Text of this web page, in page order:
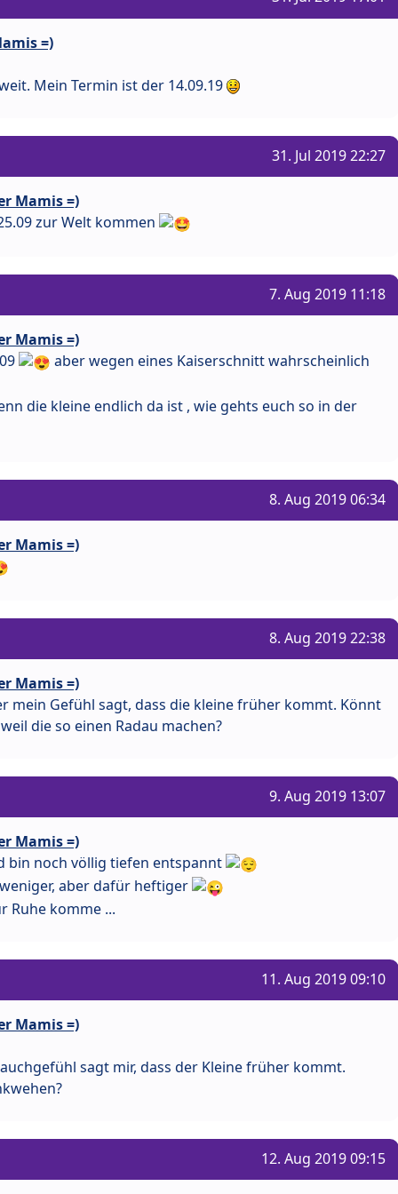
=)
Mein Termin ist der 14.09.19
31. Jul 2019 22:27
Mamis =)
zur Welt kommen
7. Aug 2019 11:18
Mamis =)
aber wegen eines Kaiserschnitt wahrscheinlich
die kleine endlich da ist , wie gehts euch so in der
8. Aug 2019 06:34
Mamis =)
8. Aug 2019 22:38
Mamis =)
mein Gefühl sagt, dass die kleine früher kommt. Könnt
die so einen Radau machen?
9. Aug 2019 13:07
Mamis =)
bin noch völlig tiefen entspannt
aber dafür heftiger
Ruhe komme ...
11. Aug 2019 09:10
Mamis =)
sagt mir, dass der Kleine früher kommt.
12. Aug 2019 09:15